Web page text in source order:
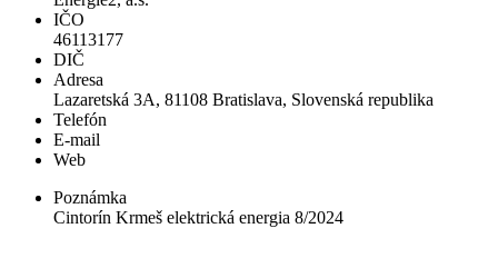
IČO
46113177
DIČ
Adresa
Lazaretská 3A, 81108 Bratislava, Slovenská republika
Telefón
E-mail
Web
Poznámka
Cintorín Krmeš elektrická energia 8/2024